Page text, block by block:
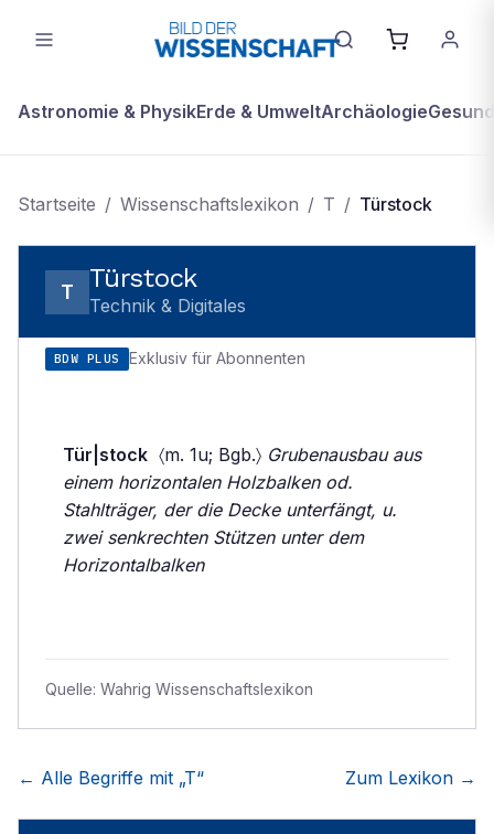
Astronomie & PhysikErde & UmweltArchäologie
Startseite / Wissenschaftslexikon / T / Türstock
T Türstock
Technik & Digitales
BDW PLUS Exklusiv für Abonnenten
Tür|stock 〈m. 1u; Bgb.〉 Grubenausbau aus
einem horizontalen Holzbalken od.
Stahlträger, der die Decke unterfängt, u.
zwei senkrechten Stützen unter dem
Horizontalbalken
Quelle: Wahrig Wissenschaftslexikon
← Alle Begriffe mit „T“ Zum Lexikon →